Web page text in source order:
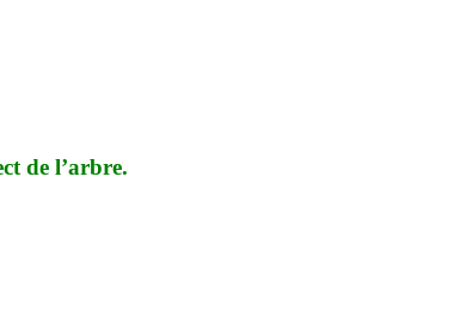
de l’arbre.